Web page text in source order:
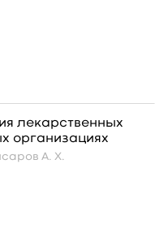
лекарственных
организациях
А. Х.